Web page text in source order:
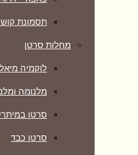
תסמונת
מחלות סרטן
לוקמיה
מלנומה
סרטן
סרטן כבד